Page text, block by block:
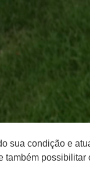
sua condição e
também possibilitar